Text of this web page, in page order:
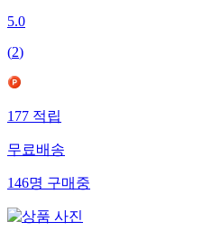
5.0
(2)
177 적립
무료배송
146명 구매중